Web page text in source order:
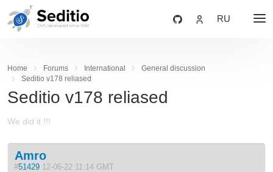
RU
Home Forums International
General discussion
Seditio v178 reliased
Seditio v178 reliased
We did it !!!
Amro
#51429 12-06-22 11:14 GMT